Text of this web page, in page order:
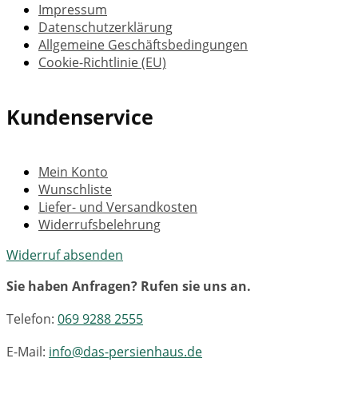
Impressum
Datenschutzerklärung
Allgemeine Geschäftsbedingungen
Cookie-Richtlinie (EU)
Kundenservice
Mein Konto
Wunschliste
Liefer- und Versandkosten
Widerrufsbelehrung
Widerruf absenden
Sie haben Anfragen? Rufen sie uns an.
Telefon: 069 9288 2555
E-Mail: info@das-persienhaus.de